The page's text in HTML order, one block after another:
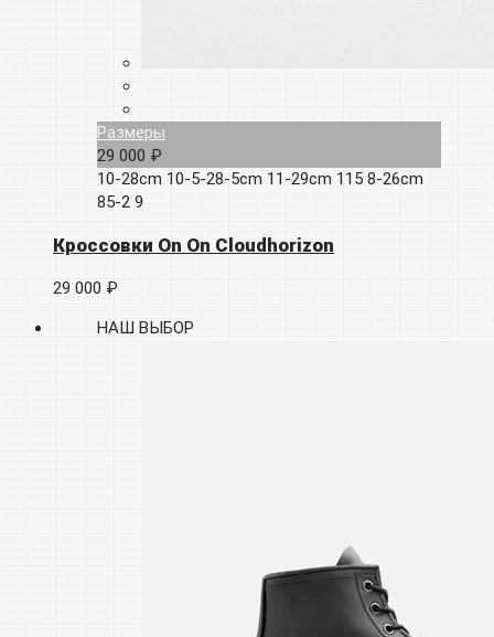
Размеры
29 000 ₽
10-28cm 10-5-28-5cm 11-29cm 115 8-26cm
85-2 9
Кроссовки On On Cloudhorizon
29 000 ₽
НАШ ВЫБОР